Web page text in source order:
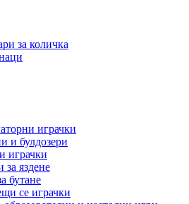
за количка
играчки
и булдозери
играчки
за яздене
бутане
се играчки